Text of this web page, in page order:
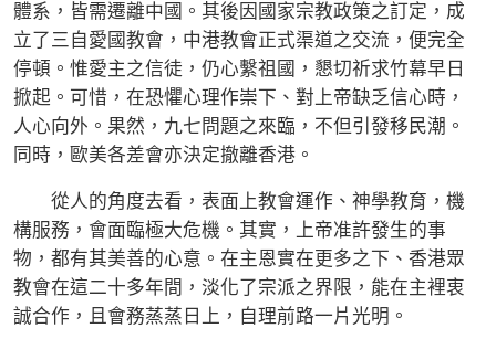
體系，皆需遷離中國。其後因國家宗教政策之訂定，成
立了三自愛國教會，中港教會正式渠道之交流，便完全
停頓。惟愛主之信徒，仍心繫祖國，懇切祈求竹幕早日
掀起。可惜，在恐懼心理作崇下、對上帝缺乏信心時，
人心向外。果然，九七問題之來臨，不但引發移民潮。
同時，歐美各差會亦決定撤離香港。
從人的角度去看，表面上教會運作、神學教育，機
構服務，會面臨極大危機。其實，上帝准許發生的事
物，都有其美善的心意。在主恩實在更多之下、香港眾
教會在這二十多年間，淡化了宗派之界限，能在主裡衷
誠合作，且會務蒸蒸日上，自理前路一片光明。